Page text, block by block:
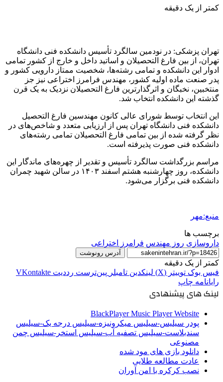
کمتر از یک دقیقه
تهران پزشکی: در نودمین سالگرد تأسیس دانشکده فنی دانشگاه
تهران، از بین فارغ التحصیلان و اساتید داخل و خارج از کشور تمامی
ادوار این دانشکده و تمامی رشته‌ها، شخصیت ممتاز دارویی کشور و
پدر صنعت ماده اولیه کشور، مهندس فرامرز اختراعی نیز جز
منتخبین، نخبگان و اثرگذارترین فارغ التحصیلان نزدیک به یک قرن
گذشته این دانشکده انتخاب شد.
این انتخاب توسط شورای عالی کانون مهندسین فارغ التحصیل
دانشکده فنی دانشگاه تهران پس از ارزیابی متعدد و شاخص‌های در
نظر گرفته شده از بین تمامی فارغ التحصیلان تمامی رشته‌های
دانشکده فنی صورت پذیرفته است.
مراسم بزرگداشت سالگرد تأسیس و تقدیر از چهره‌های ماندگار این
دانشکده، روز چهارشنبه هشتم اسفند ۱۴۰۳ در سالن شهید چمران
دانشکده فنی برگزار می‌شود.
منبع:مهر
برچسب ها
داروسازی روز مهندس فرامرز اختراعی
آدرس رونوشت
کمتر از یک دقیقه
فیس بوک توییتر (X) لینکدین ‫تامبلر ‫پین‌ترست ‫رددیت ‫VKontakte
رایانامه چاپ
لینک های پیشنهادی
BlackPlayer Music Player Website
پودر سیلیس-سیلیس میکرونیزه-سیلیس درجه یک-سیلیس
سندبلاست-سیلیس تصفیه آب-سیلیس استخر-سیلیس چمن
مصنوعی
دانلود بازی های مود شده
عادت مطالعه طلایی
نصب کرکره با امن آوران